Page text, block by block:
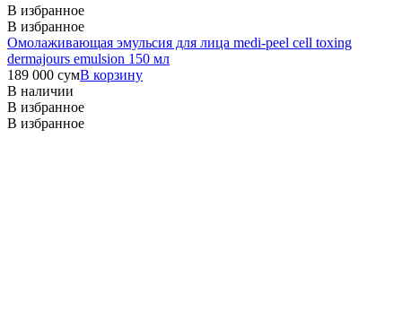
В избранное
В избранное
Омолаживающая эмульсия для лица medi-peel cell toxing
dermajours emulsion 150 мл
189 000 сумВ корзину
В наличии
В избранное
В избранное